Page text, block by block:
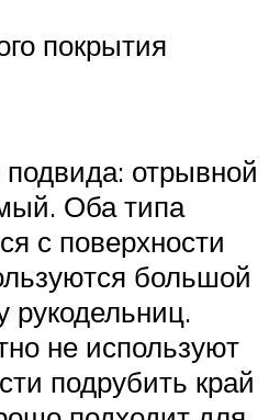
покрытия
отрывной
Оба типа
с поверхности
большой
рукодельниц.
не используют
подрубить край